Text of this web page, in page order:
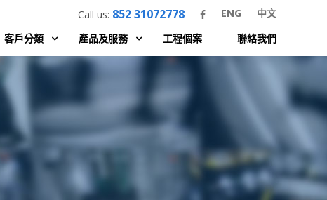
Call us: 852 31072778 ENG
中文
客戶分類 產品及服務 工程個案 聯絡我們